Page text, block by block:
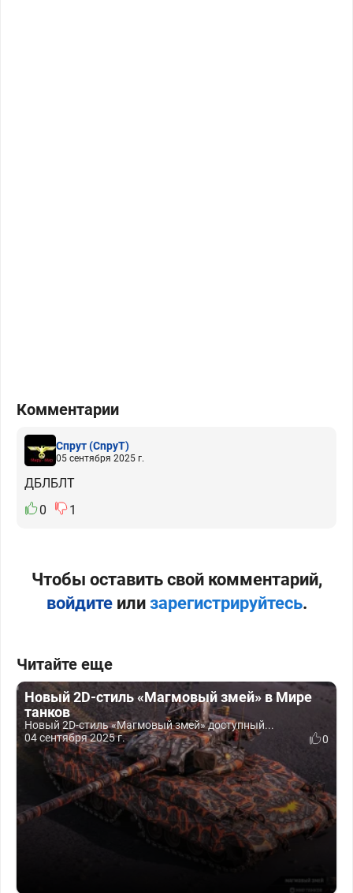
Комментарии
Спрут(CnpyT)
05 сентября 2025 г.
ДБЛБЛТ
0
1
Чтобы оставить свой комментарий,
войдитеили зарегистрируйтесь.
Читайте еще
Новый 2D-стиль «Магмовый змей» в Мире
танков
Новый 2D-стиль «Магмовый змей» доступный...
04 сентября 2025 г.
0